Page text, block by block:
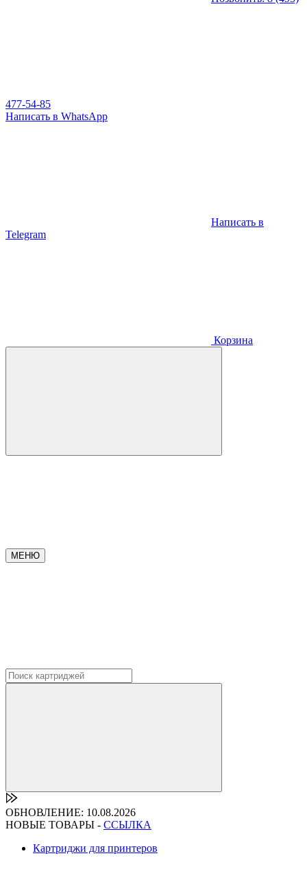
477-54-85
Написать в WhatsApp
Написать в
Telegram
Корзина
МЕНЮ
ОБНОВЛЕНИЕ: 10.08.2026
НОВЫЕ ТОВАРЫ - ССЫЛКА
Картриджи для принтеров